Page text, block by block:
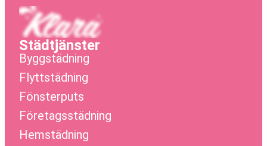
Städtjänster
Byggstädning
Flyttstädning
Fönsterputs
Företagsstädning
Hemstädning